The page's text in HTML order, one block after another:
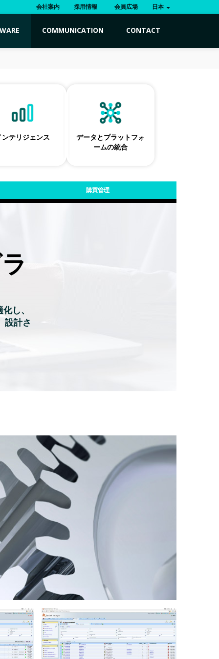
会社案内 採用情報 会員広場 日本
COMMUNICATION CONTACT
ンテリジェンス
データとプラットフォ
ームの統合
購買管理
し、
設計さ